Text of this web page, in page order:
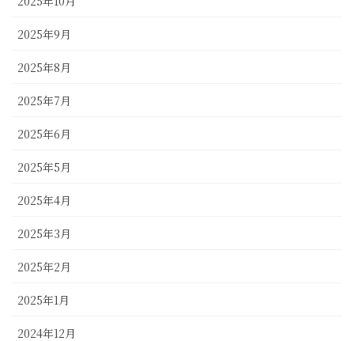
2025年9月
2025年8月
2025年7月
2025年6月
2025年5月
2025年4月
2025年3月
2025年2月
2025年1月
2024年12月